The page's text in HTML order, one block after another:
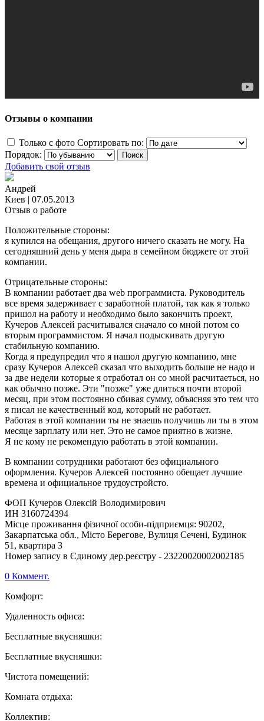
Отзывы о компании
Только с фото Сортировать по:
Порядок:
Добавить свой отзыв
Андрей
Киев | 07.05.2013
Отзыв о работе
Положительные стороны:
я купился на обещания, другого ничего сказать не могу. На
сегодняшний день у меня дыра в семейном бюджете от этой
компании.
Отрицательные стороны:
В компании работает два web программиста. Руководитель
все время задерживает с заработной платой, так как я только
пришол на работу и необходимо было закончить проект,
Кучеров Алексей расчитывался сначало со мной потом со
вторым программистом. Я начал подыскивать другую
стабильную компанию.
Когда я предупредил что я нашол другую компанию, мне
сразу Кучеров Алексей сказал что выходить больше не надо и
за две недели которые я отработал он со мной расчитаеться, но
как обычно позже. Эти "позже" уже длиться почти второй
месяц, при этом постоянно сбивая сумму, объясняя это тем что
я писал не качественный код, который не работает.
Работая в этой компании ты не знаешь получишь ли ты в этом
месяце зарплату или нет. Это не самое приятно в жизне.
Я не кому не рекомендую работать в этой компании.
В компании сотрудники работают без официального
оформления. Кучеров Алексей постоянно обещает лучшие
времена и официальное трудоустройсто.
ФОП Кучеров Олексій Володимирович
ИН 3160724394
Місце проживання фізичної особи-підприємця: 90202,
Закарпатська обл., Місто Берегове, Вулиця Сечені, Будинок
51, квартира 3
Номер запису в Єдиному дер.реєстру - 23220020002002185
0 Коммент.
Комфорт:
Удаленность офиса:
Бесплатные вкусняшки:
Бесплатные вкусняшки:
Чистота помещений:
Комната отдыха:
Коллектив: